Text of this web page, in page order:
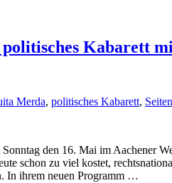
politisches Kabarett
Merda, politisches Kabarett,
Sonntag den 16. Mai im Aachener
schon zu viel kostet,
In ihrem neuen Programm …